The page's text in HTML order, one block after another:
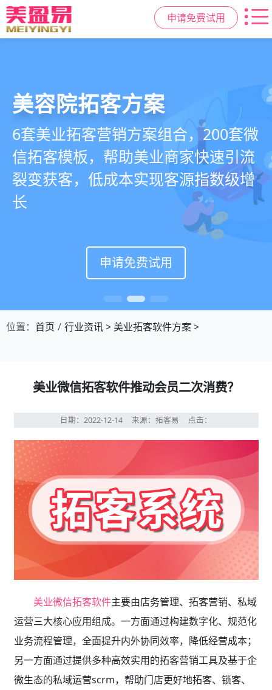
申请免费试用
美业拓客，就用 美盈易
美业全域引流获客+私域运营增长方
案，一站式解决美业门店拓、留、
锁、升难题
申请免费试用
美容院拓客方案
6套美业拓客营销方案组合，200套微
信拓客模板，帮助美业商家快速引流
裂变获客，低成本实现客源指数级增
长
申请免费试用
美业私域运营scrm
从拉新、转化、复购到裂变转介绍面
面俱到，赋能美容顾问销售，实现客
户、业绩
持续增长
申请免费试用
位置： 首页 行业资讯>美业拓客软件方案>
美业微信拓客软件推动会员二次消费？
日期：2022-12-14 来源：拓客易 点击：
美业微信拓客软件主要由店务管理、拓客营销、私域
运营三大核心应用组成。一方面通过构建数字化、规范化
业务流程管理，全面提升内外协同效率，降低经营成本；
另一方面通过提供多种高效实用的拓客营销工具及基于企
微生态的私域运营scrm，帮助门店更好地拓客、锁客、